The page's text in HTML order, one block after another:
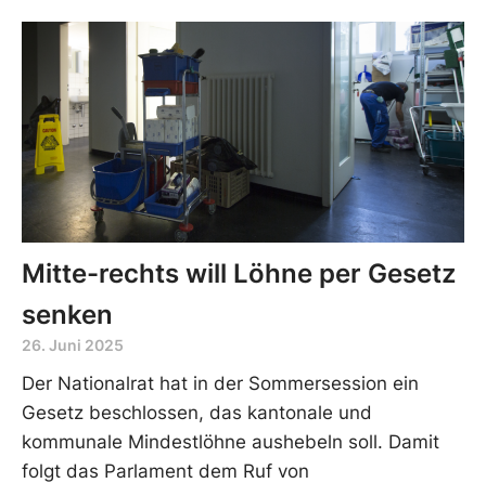
Mitte-rechts will Löhne per Gesetz
senken
26. Juni 2025
Der Nationalrat hat in der Sommersession ein
Gesetz beschlossen, das kantonale und
kommunale Mindestlöhne aushebeln soll. Damit
folgt das Parlament dem Ruf von